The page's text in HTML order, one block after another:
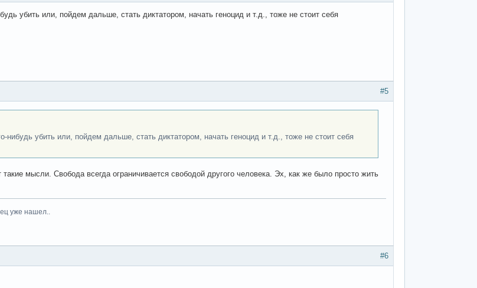
убить или, пойдем дальше, стать диктатором, начать геноцид и т.д., тоже не стоит себя
#5
нибудь убить или, пойдем дальше, стать диктатором, начать геноцид и т.д., тоже не стоит себя
мысли. Свобода всегда ограничивается свободой другого человека. Эх, как же было просто жить
уже нашел..
#6